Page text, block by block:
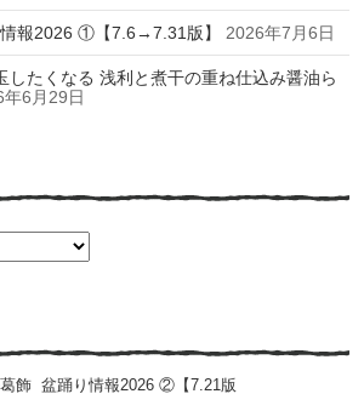
報2026 ①【7.6→7.31版】 2026年7月6日
したくなる 浅利と煮干の重ね仕込み醤油ら
年6月29日
飾 盆踊り情報2026 ②【7.21版